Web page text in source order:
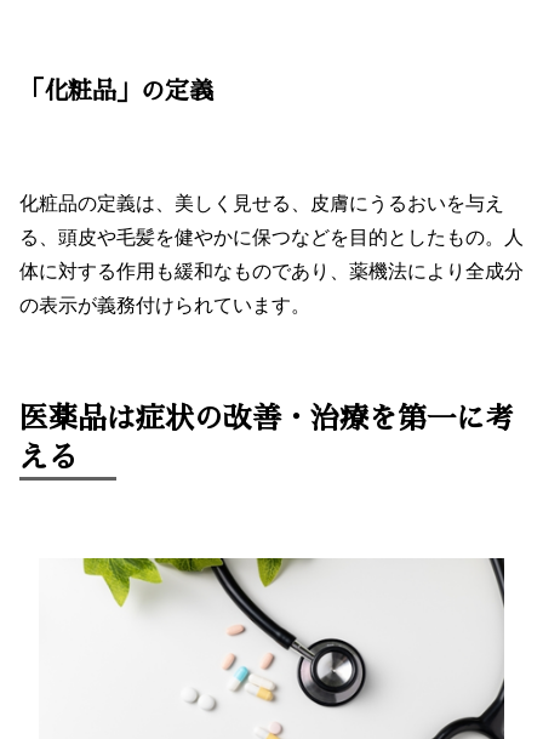
「化粧品」の定義
化粧品の定義は、美しく見せる、皮膚にうるおいを与え
る、頭皮や毛髪を健やかに保つなどを目的としたもの。人
体に対する作用も緩和なものであり、薬機法により全成分
の表示が義務付けられています。
医薬品は症状の改善・治療を第一に考
える